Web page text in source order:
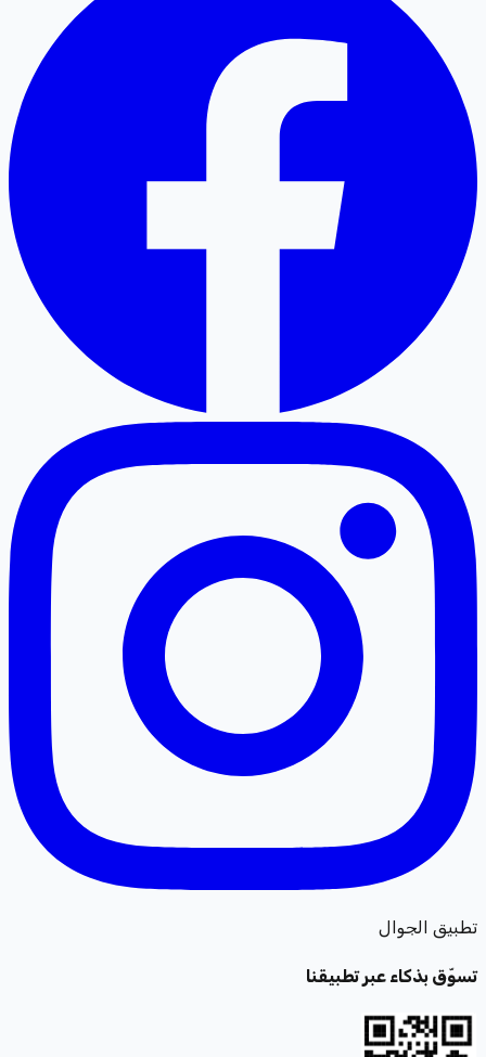
تطبيق الجوال
تسوّق بذكاء عبر تطبيقنا